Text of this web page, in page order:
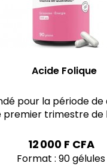
Acide Folique
pour la période
premier trimestre de
12 000 F CFA
Format : 90 gélules